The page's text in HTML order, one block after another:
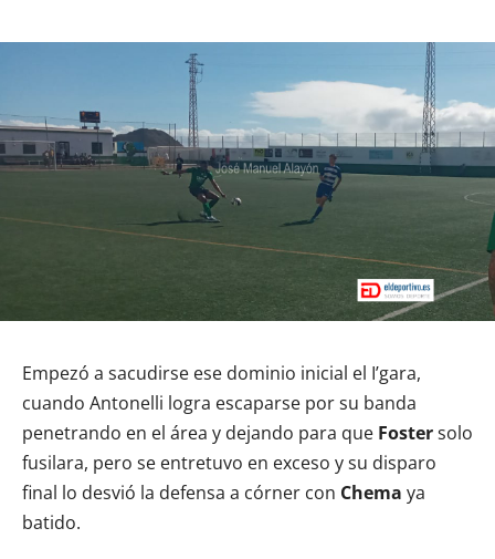
Empezó a sacudirse ese dominio inicial el I’gara,
cuando Antonelli logra escaparse por su banda
penetrando en el área y dejando para que Fostersolo
fusilara, pero se entretuvo en exceso y su disparo
final lo desvió la defensa a córner con Chema ya
batido.